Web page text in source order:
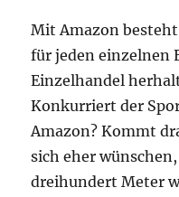
Mit Amazon
für jeden einzelnen
Einzelhandel
Konkurriert der
Amazon? Kommt
sich eher
dreihundert Meter